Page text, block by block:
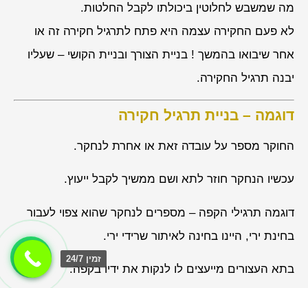
מה שמשבש לחלוטין ביכולתו לקבל החלטות.
לא פעם החקירה עצמה היא פתח לתרגיל חקירה זה או
אחר שיבואו בהמשך ! בניית הצורך ובניית הקושי – שעליו
יבנה תרגיל החקירה.
דוגמה – בניית תרגיל חקירה
החוקר מספר על עובדה זאת או אחרת לנחקר.
עכשיו הנחקר חוזר לתא ושם ממשיך לקבל ייעוץ.
דוגמה תרגילי הקפה – מספרים לנחקר שהוא צפוי לעבור
בחינת ירי, היינו בחינה לאיתור שרידי ירי.
בתא העצורים מייעצים לו לנקות את ידיו בקפה.
זמין 24/7